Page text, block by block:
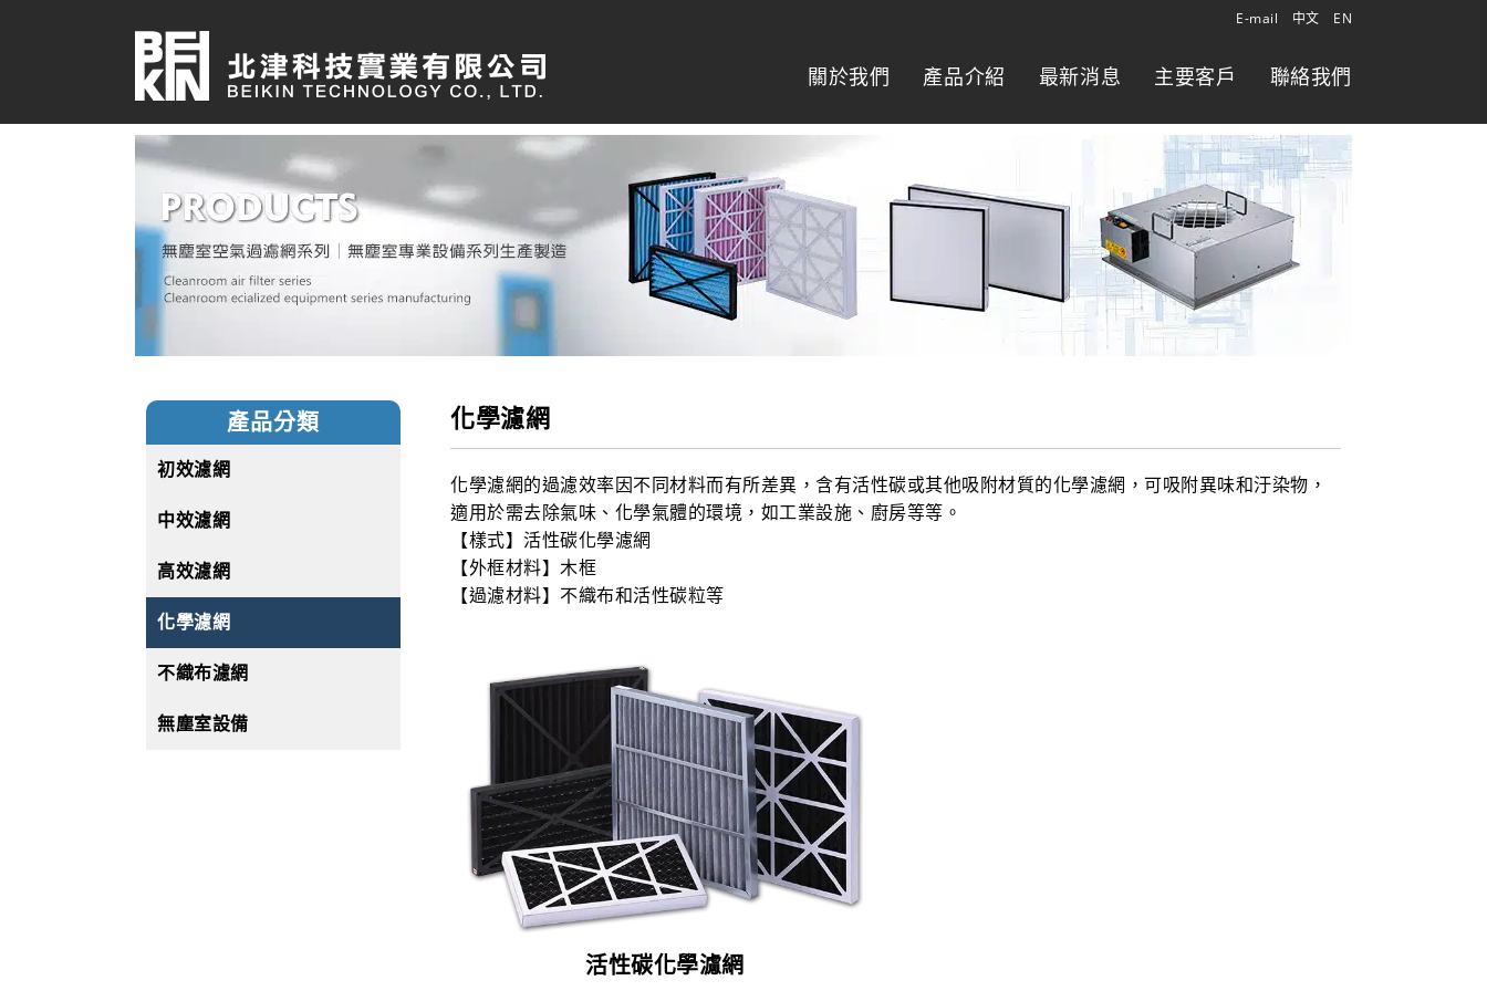
E-mail 中文 EN
關於我們 產品介紹 最新消息 主要客戶 聯絡我們
產品分類
初效濾網
中效濾網
高效濾網
化學濾網
不織布濾網
無塵室設備
化學濾網
化學濾網的過濾效率因不同材料而有所差異，含有活性碳或其他吸附材質的化學濾網，可吸附異味和汙染物，
適用於需去除氣味、化學氣體的環境，如工業設施、廚房等等。
【樣式】活性碳化學濾網
【外框材料】木框
【過濾材料】不織布和活性碳粒等
活性碳化學濾網